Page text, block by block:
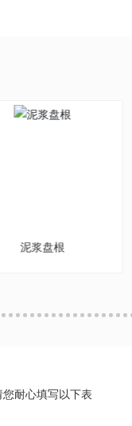
泥浆盘根
耐心填写以下表